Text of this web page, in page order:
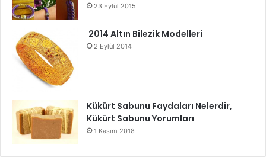
23 Eylül 2015
2014 Altın Bilezik Modelleri
2 Eylül 2014
Kükürt Sabunu Faydaları Nelerdir,
Kükürt Sabunu Yorumları
1 Kasım 2018